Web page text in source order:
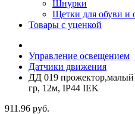
Шнурки
Щетки для обуви и
Товары с уценкой
Управление освещением
Датчики движения
ДД 019 прожектор,малый
гр, 12м, IP44 IEK
911.96 руб.